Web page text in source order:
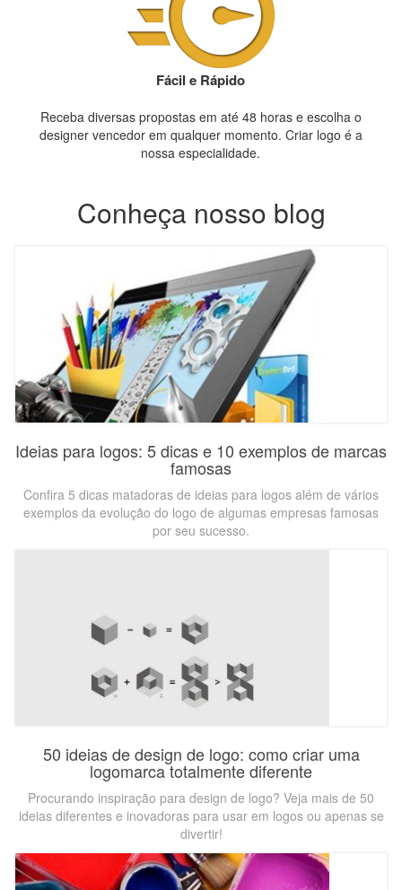
Fácil e Rápido
Receba diversas propostas em até 48 horas e escolha o
designer vencedor em qualquer momento. Criar logo é a
nossa especialidade.
Conheça nosso blog
Ideias para logos: 5 dicas e 10 exemplos de marcas
famosas
Confira 5 dicas matadoras de ideias para logos além de vários
exemplos da evolução do logo de algumas empresas famosas
por seu sucesso.
50 ideias de design de logo: como criar uma
logomarca totalmente diferente
Procurando inspiração para design de logo? Veja mais de 50
ideias diferentes e inovadoras para usar em logos ou apenas se
divertir!